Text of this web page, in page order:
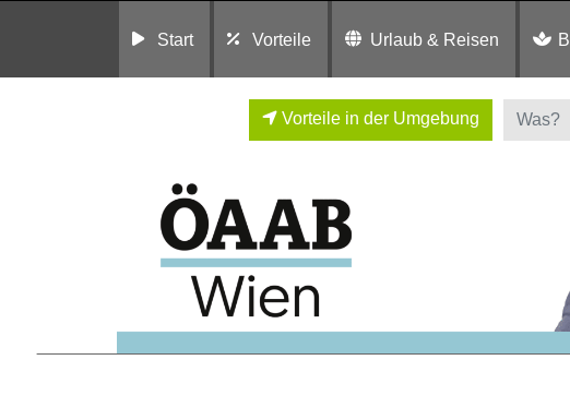
Start Vorteile Urlaub & Reisen
Vorteile in der Umgebung